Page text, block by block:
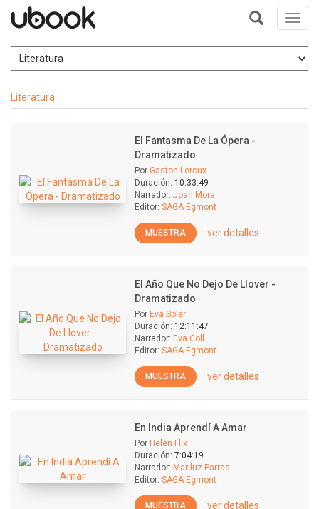
+
Literatura
El Fantasma De La Ópera -
Dramatizado
Por Gaston Leroux
Duración: 10:33:49
Narrador: Joan Mora
Editor: SAGA Egmont
MUESTRA ver detalles
El Año Que No Dejo De Llover -
Dramatizado
Por Eva Soler
Duración: 12:11:47
Narrador: Eva Coll
Editor: SAGA Egmont
MUESTRA ver detalles
En India Aprendí A Amar
Por Helen Flix
Duración: 7:04:19
Narrador: Mariluz Parras
Editor: SAGA Egmont
MUESTRA ver detalles